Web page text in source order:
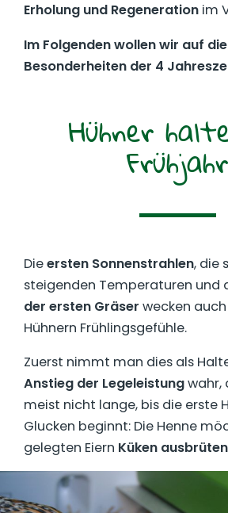
Erholung und Regeneration im
Im Folgenden wollen wir auf die
Besonderheiten der 4
Hühner
Frühjahr
Dieersten Sonnenstrahlen, die
steigenden Temperaturen und
der ersten Gräser wecken
Hühnern Frühlingsgefühle.
Zuerst nimmt man dies als
Anstieg der Legeleistungwahr,
meist nicht lange, bis die erste
Glucken beginnt: Die Henne
gelegten Eiern Küken ausbrüten